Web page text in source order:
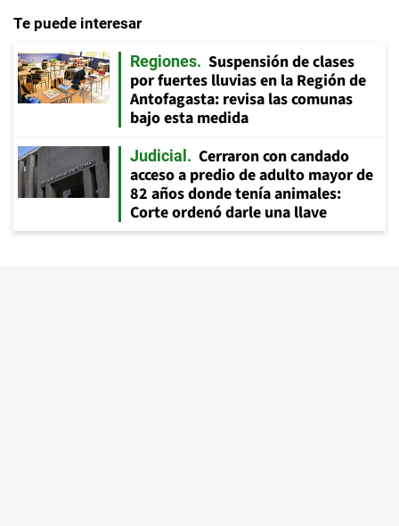
Te puede interesar
Regiones
Suspensión de clases
por fuertes lluvias en la Región de
Antofagasta: revisa las comunas
bajo esta medida
Judicial
Cerraron con candado
acceso a predio de adulto mayor de
82 años donde tenía animales:
Corte ordenó darle una llave